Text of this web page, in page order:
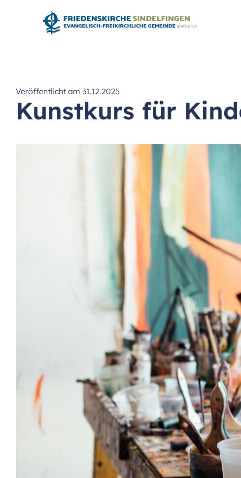
Veröffentlicht am 31.12.2025
Kunstkurs für